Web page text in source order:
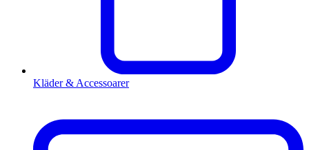
Kläder & Accessoarer